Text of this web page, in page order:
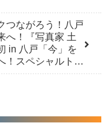
つながろう！八戸
へ！『写真家 土
in 八戸「今」を
！スペシャルトー